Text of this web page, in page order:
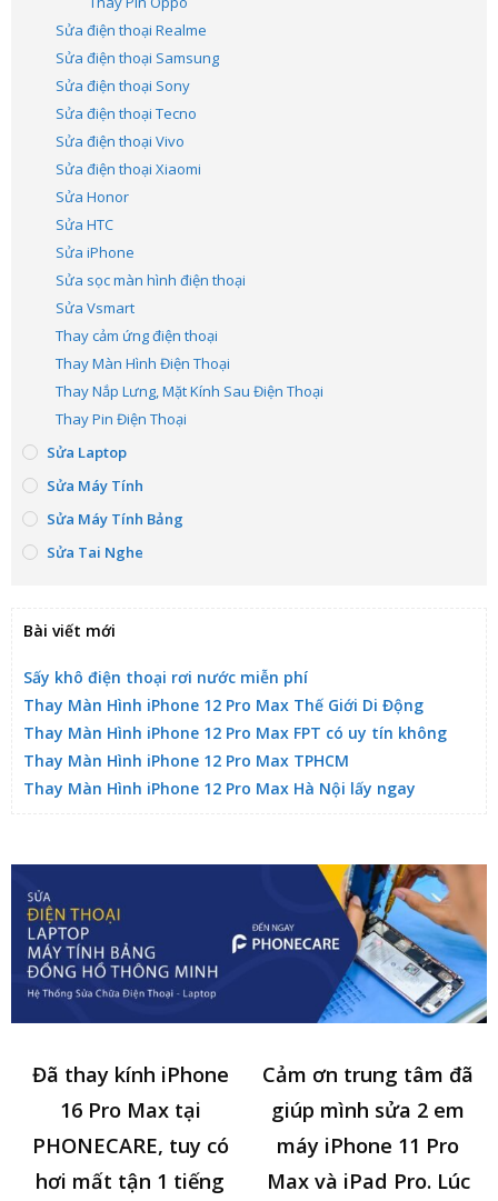
Sửa điện thoại Realme
Sửa điện thoại Samsung
Sửa điện thoại Sony
Sửa điện thoại Tecno
Sửa điện thoại Vivo
Sửa điện thoại Xiaomi
Sửa Honor
Sửa HTC
Sửa iPhone
Sửa sọc màn hình điện thoại
Sửa Vsmart
Thay cảm ứng điện thoại
Thay Màn Hình Điện Thoại
Thay Nắp Lưng, Mặt Kính Sau Điện Thoại
Thay Pin Điện Thoại
Sửa Laptop
Sửa Máy Tính
Sửa Máy Tính Bảng
Sửa Tai Nghe
Bài viết mới
Sấy khô điện thoại rơi nước miễn phí
Thay Màn Hình iPhone 12 Pro Max Thế Giới Di Động
Thay Màn Hình iPhone 12 Pro Max FPT có uy tín không
Thay Màn Hình iPhone 12 Pro Max TPHCM
Thay Màn Hình iPhone 12 Pro Max Hà Nội lấy ngay
Đã thay kính iPhone
16 Pro Max tại
PHONECARE, tuy có
hơi mất tận 1 tiếng
Cảm ơn trung tâm đã
giúp mình sửa 2 em
máy iPhone 11 Pro
Max và iPad Pro. Lúc